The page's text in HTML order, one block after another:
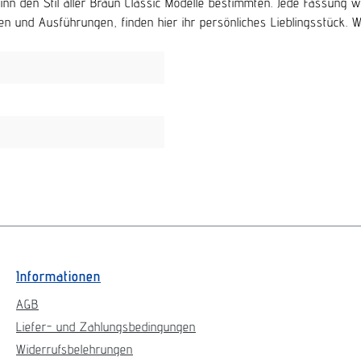
und Ausführungen, finden hier ihr persönliches Lieblingsstück.
Informationen
AGB
Liefer- und Zahlungsbedingungen
Widerrufsbelehrungen